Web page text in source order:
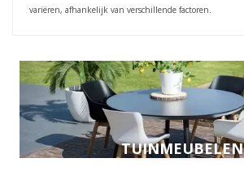
variëren, afhankelijk van verschillende factoren.
TUINMEUBELEN